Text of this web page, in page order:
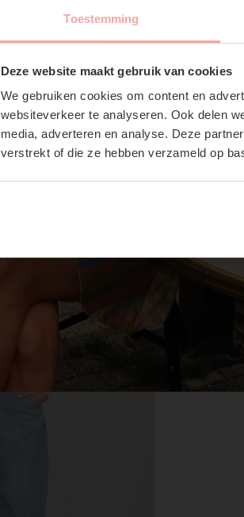
Toestemming
Deze website maakt gebruik van cookies
We gebruiken cookies om content en
websiteverkeer te analyseren. Ook delen
media, adverteren en analyse. Deze
verstrekt of die ze hebben verzameld op